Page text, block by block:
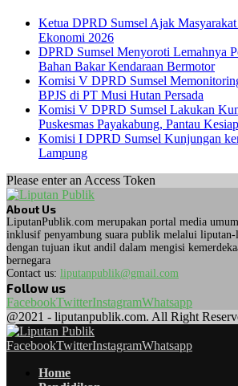
Ketua DPRD Sumsel Ajak Masyarakat
Ekonomi 2026
DPRD Sumsel Menyoroti Lemahnya
Bahan Bakar Kendaraan Bermotor
Komisi V DPRD Sumsel
BPJS di PT Musi Hutan Persada
Komisi V DPRD Sumsel Lakukan
Puskesmas Payakabung, Pantau
Komisi I DPRD Sumsel Kunjungan
Lampung
Please enter an Access Token
About Us
LiputanPublik.com merupakan portal media
inklusif penyambung suara publik melalui liputan-
dengan tujuan ikut andil dalam mengisi
bernegara
Contact us: liputanpublik@gmail.com
Follow us
FacebookTwitterInstagramWhatsapp
@2021 - liputanpublik.com. All Right
FacebookTwitterInstagramWhatsapp
Home